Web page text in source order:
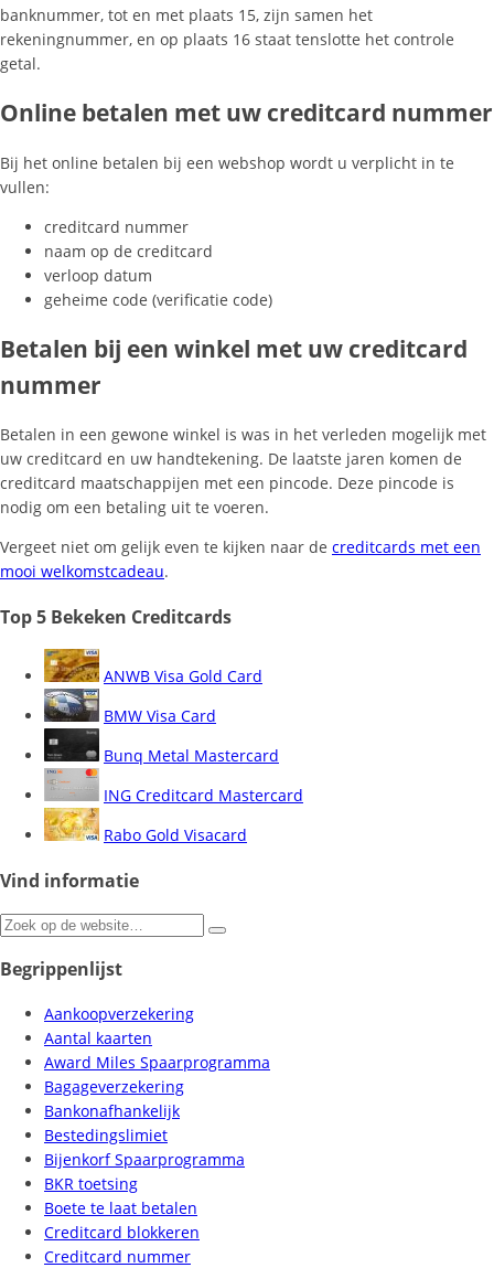
banknummer, tot en met plaats 15, zijn samen het
rekeningnummer, en op plaats 16 staat tenslotte het controle
getal.
Online betalen met uw creditcard nummer
Bij het online betalen bij een webshop wordt u verplicht in te
vullen:
creditcard nummer
naam op de creditcard
verloop datum
geheime code (verificatie code)
Betalen bij een winkel met uw creditcard
nummer
Betalen in een gewone winkel is was in het verleden mogelijk met
uw creditcard en uw handtekening. De laatste jaren komen de
creditcard maatschappijen met een pincode. Deze pincode is
nodig om een betaling uit te voeren.
Vergeet niet om gelijk even te kijken naar de creditcards met een
mooi welkomstcadeau.
Top 5 Bekeken Creditcards
ANWB Visa Gold Card
BMW Visa Card
Bunq Metal Mastercard
ING Creditcard Mastercard
Rabo Gold Visacard
Vind informatie
Zoeken
Begrippenlijst
Aankoopverzekering
Aantal kaarten
Award Miles Spaarprogramma
Bagageverzekering
Bankonafhankelijk
Bestedingslimiet
Bijenkorf Spaarprogramma
BKR toetsing
Boete te laat betalen
Creditcard blokkeren
Creditcard nummer